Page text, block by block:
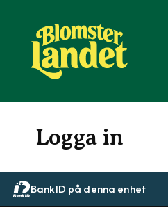
Logga in
BankID på denna enhet